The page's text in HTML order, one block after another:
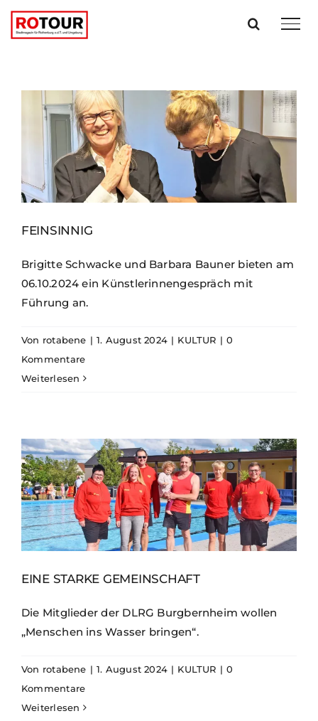
Zum
Inhalt
FEINSINNIG
Brigitte Schwacke und Barbara Bauner bieten am
06.10.2024 ein Künstlerinnengespräch mit
Führung an.
Von rotabene | 1. August 2024 | KULTUR | 0
Kommentare
Weiterlesen
EINE STARKE GEMEINSCHAFT
Die Mitglieder der DLRG Burgbernheim wollen
„Menschen ins Wasser bringen“.
Von rotabene | 1. August 2024 | KULTUR | 0
Kommentare
Weiterlesen